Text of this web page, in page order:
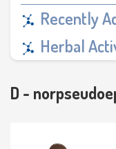
Recently
Herbal
D -